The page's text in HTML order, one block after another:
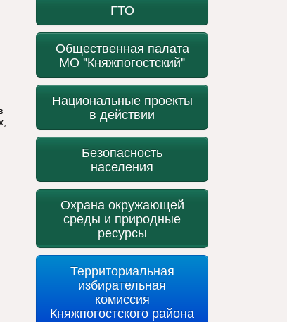
ГТО
Общественная палата
МО "Княжпогостский"
Национальные проекты
в действии
Безопасность
населения
Охрана окружающей
среды и природные
ресурсы
Территориальная
избирательная
комиссия
Княжпогостского района